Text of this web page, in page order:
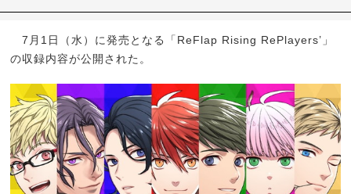
7月1日（水）に発売となる「ReFlap Rising RePlayers’」
の収録内容が公開された。